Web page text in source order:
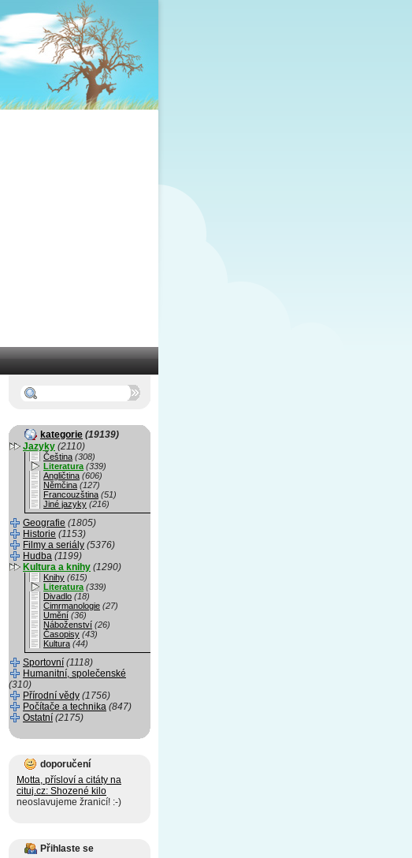
kategorie (19139)
Jazyky (2110)
Čeština (308)
Literatura (339)
Angličtina (606)
Němčina (127)
Francouzština (51)
Jiné jazyky (216)
Geografie (1805)
Historie (1153)
Filmy a seriály (5376)
Hudba (1199)
Kultura a knihy (1290)
Knihy (615)
Literatura (339)
Divadlo (18)
Cimrmanologie (27)
Umění (36)
Náboženství (26)
Časopisy (43)
Kultura (44)
Sportovní (1118)
Humanitní, společenské
(310)
Přírodní vědy (1756)
Počítače a technika (847)
Ostatní (2175)
doporučení
Motta, přísloví a citáty na
cituj.cz: Shozené kilo
neoslavujeme žranicí! :-)
Přihlaste se